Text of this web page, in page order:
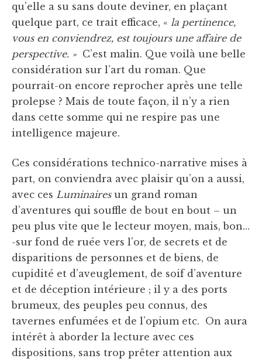
qu’elle a su sans doute deviner, en plaçant
quelque part, ce trait efficace, « la pertinence,
vous en conviendrez, est toujours une affaire de
perspective. » C’est malin. Que voilà une belle
considération sur l’art du roman. Que
pourrait-on encore reprocher après une telle
prolepse ? Mais de toute façon, il n’y a rien
dans cette somme qui ne respire pas une
intelligence majeure.
Ces considérations technico-narrative mises à
part, on conviendra avec plaisir qu’on a aussi,
avec ces Luminairesun grand roman
d’aventures qui souffle de bout en bout – un
peu plus vite que le lecteur moyen, mais, bon…
-sur fond de ruée vers l’or, de secrets et de
disparitions de personnes et de biens, de
cupidité et d’aveuglement, de soif d’aventure
et de déception intérieure ; il y a des ports
brumeux, des peuples peu connus, des
tavernes enfumées et de l’opium etc. On aura
intérêt à aborder la lecture avec ces
dispositions, sans trop prêter attention aux